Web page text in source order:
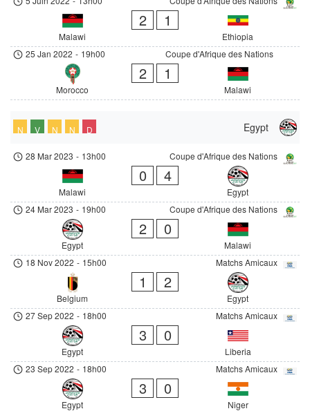
Malawi
2 1
Ethiopia
Coupe d'Afrique des Nations
25 Jan 2022 - 19h00
Morocco
2 1
Malawi
Egypt
N V N N D
Coupe d'Afrique des Nations
28 Mar 2023 - 13h00
Malawi
0 4
Egypt
Coupe d'Afrique des Nations
24 Mar 2023 - 19h00
Egypt
2 0
Malawi
Matchs Amicaux
18 Nov 2022 - 15h00
Belgium
1 2
Egypt
Matchs Amicaux
27 Sep 2022 - 18h00
Egypt
3 0
Liberia
Matchs Amicaux
23 Sep 2022 - 18h00
Egypt
3 0
Niger